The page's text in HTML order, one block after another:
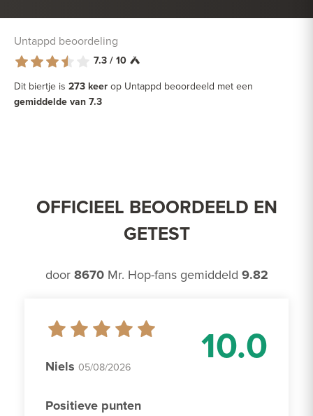
Untappd beoordeling
7.3 / 10
Dit biertje is 273 keer op Untappd beoordeeld met een
gemiddelde van 7.3
OFFICIEEL BEOORDEELD EN
GETEST
door 8670Mr. Hop-fans gemiddeld 9.82
10.0
Niels 05/08/2026
Positieve punten